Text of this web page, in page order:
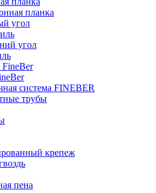
планка
угол
угол
система FINEBER
трубы
крепеж
пена